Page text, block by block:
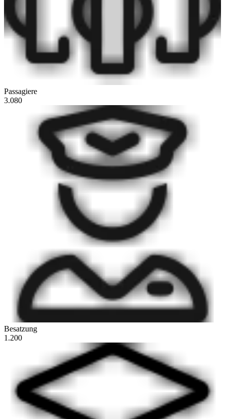
Passagiere
3.080
Besatzung
1.200